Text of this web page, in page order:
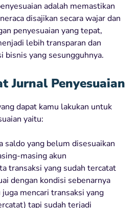
adalah memastikan
disajikan secara wajar dan
penyesuaian yang tepat,
lebih transparan dan
bisnis yang sesungguhnya.
Jurnal Penyesuaian
dapat kamu lakukan untuk
yaitu:
saldo yang belum disesuaikan
masing akun
transaksi yang sudah tercatat
dengan kondisi sebenarnya
mencari transaksi yang
tapi sudah terjadi